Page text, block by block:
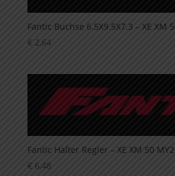
Fantic Buchse 6.5X9.5X7.3 – XE XM
€2,64
Fantic Halter Regler – XE XM 50
€6,48